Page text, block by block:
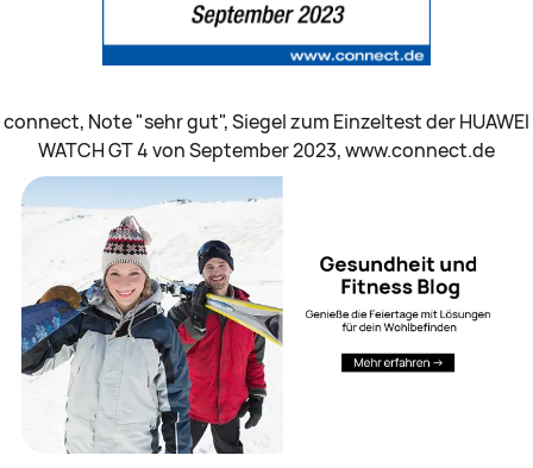
connect, Note "sehr gut", Siegel zum Einzeltest der HUAWEI
WATCH GT 4 von September 2023, www.connect.de